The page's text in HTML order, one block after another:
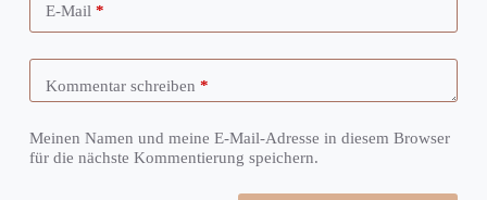
E-Mail *
Kommentar schreiben *
Meinen Namen und meine E-Mail-Adresse in diesem Browser
für die nächste Kommentierung speichern.